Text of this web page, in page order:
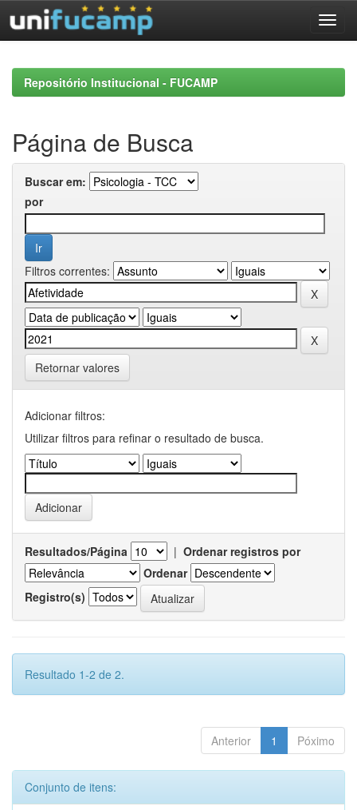
navigationRepositório Institucional - FUCAMP
Página de Busca
Buscar em:
por
Filtros correntes:
Retornar valores
Adicionar filtros:
Utilizar filtros para refinar o resultado de busca.
Resultados/Página | Ordenar registros por
Ordenar
Registro(s)
Resultado 1-2 de 2.
Anterior 1 Póximo
Conjunto de itens: